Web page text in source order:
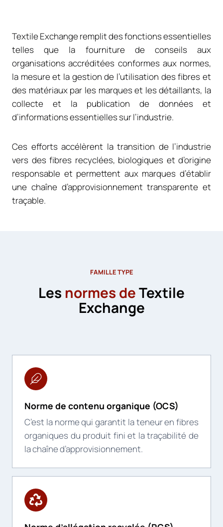
Textile Exchange remplit des fonctions essentielles
telles que la fourniture de conseils aux
organisations accréditées conformes aux normes,
la mesure et la gestion de l’utilisation des fibres et
des matériaux par les marques et les détaillants, la
collecte et la publication de données et
d’informations essentielles sur l’industrie.
Ces efforts accélèrent la transition de l’industrie
vers des fibres recyclées, biologiques et d’origine
responsable et permettent aux marques d’établir
une chaîne d’approvisionnement transparente et
traçable.
FAMILLE TYPE
Les normes deTextile
Exchange
Norme de contenu organique (OCS)
C’est la norme qui garantit la teneur en fibres
organiques du produit fini et la traçabilité de
la chaîne d’approvisionnement.